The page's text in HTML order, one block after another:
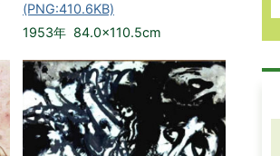
(PNG:410.6KB)
1953年 84.0×110.5cm